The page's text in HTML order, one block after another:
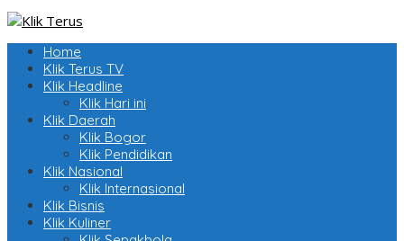
Home
Klik Terus TV
Klik Headline
Klik Hari ini
Klik Daerah
Klik Bogor
Klik Pendidikan
Klik Nasional
Klik Internasional
Klik Bisnis
Klik Kuliner